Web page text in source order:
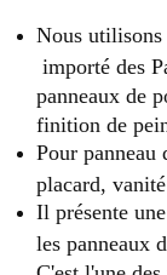
Nous
importé des
panneaux de
finition de
Pour panneau
placard,
Il présente
les panneaux